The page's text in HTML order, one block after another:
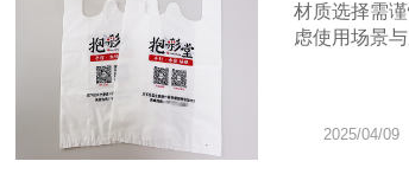
材质选择需
虑使用场景
2025/04/09